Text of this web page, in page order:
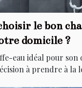
le bon
domicile ?
eau idéal pour son
à prendre à la